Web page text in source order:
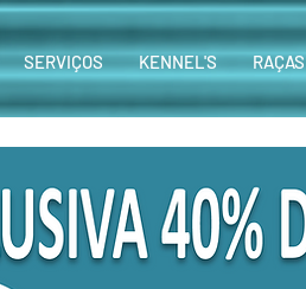
SERVIÇOS KENNEL'S RAÇAS